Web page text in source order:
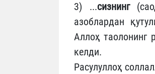
3) ...сизнинг
азоблардан
Аллоҳ таолонинг
келди.
Расулуллоҳ